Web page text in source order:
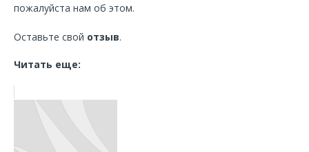
пожалуйста нам об этом.
Оставьте свой отзыв.
Читать еще: